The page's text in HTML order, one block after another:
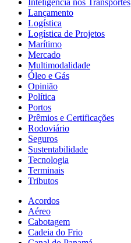
Inteligência nos Transportes
Lançamento
Logística
Logística de Projetos
Marítimo
Mercado
Multimodalidade
Óleo e Gás
Opinião
Política
Portos
Prêmios e Certificações
Rodoviário
Seguros
Sustentabilidade
Tecnologia
Terminais
Tributos
Acordos
Aéreo
Cabotagem
Cadeia do Frio